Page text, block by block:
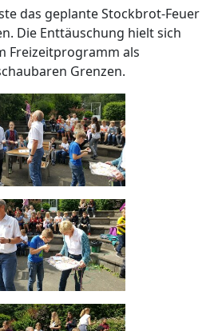
das geplante Stockbrot-Feuer
Die Enttäuschung hielt sich
Freizeitprogramm als
Grenzen.